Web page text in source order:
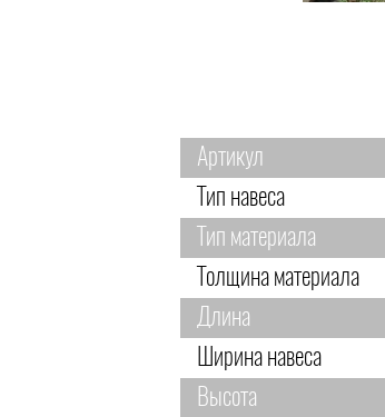
Артикул
Тип навеса
Тип материала
Толщина материала
Длина
Ширина навеса
Высота